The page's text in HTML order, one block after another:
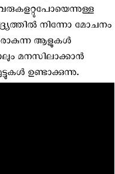
നിന്നോ മോചനം
ആളുകൾ
മനസിലാക്കാൻ
ഉണ്ടാക്കുന്നു.